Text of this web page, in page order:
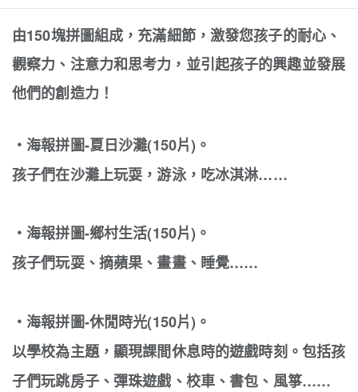
由150塊拼圖組成， 充滿細節， 激發您孩子的耐心、
觀察力、注意力和思考力，並引起孩子的興趣並發展
他們的創造力！
‧海報拼圖-夏日沙灘(150片)。
孩子們在沙灘上玩耍，游泳，吃冰淇淋……
‧ 海報拼圖-鄉村生活(150片)。
孩子們玩耍、摘蘋果、畫畫、睡覺……
‧ 海報拼圖-休閒時光(150片)。
以學校為主題，顯現課間休息時的遊戲時刻。包括孩
子們玩跳房子、彈珠遊戲、校車、書包、風箏……